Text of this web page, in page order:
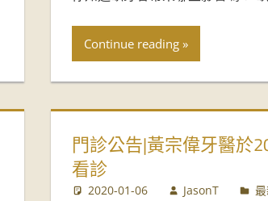
Continue reading
門診公告|黃宗偉牙醫於
看診
2020-01-06 JasonT